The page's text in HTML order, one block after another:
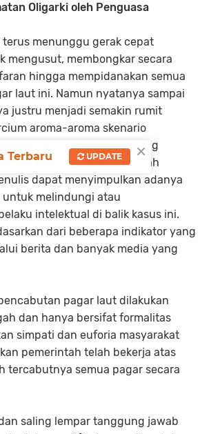
Oligarki oleh Penguasa
terus menunggu gerak cepat
mengusut, membongkar secara
hingga mempidanakan semua
laut ini. Namun nyatanya sampai
justru menjadi semakin rumit
aroma-aroma skenario
atas para pelaku yang
pagar laut. Maka tidaklah
dapat menyimpulkan adanya
untuk melindungi atau
intelektual di balik kasus ini.
dari beberapa indikator yang
berita dan banyak media yang
pagar laut dilakukan
dan hanya bersifat formalitas
simpati dan euforia masyarakat
pemerintah telah bekerja atas
tercabutnya semua pagar secara
saling lempar tanggung jawab
×
Terbaru UPDATE